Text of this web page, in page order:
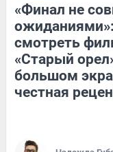
«Финал не
смотреть
«Старый
большом
честная